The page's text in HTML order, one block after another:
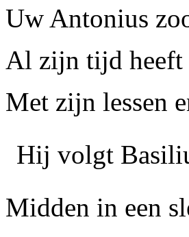
Uw Antonius
Al zijn tijd heeft
Met zijn lessen
Hij volgt
Midden in een